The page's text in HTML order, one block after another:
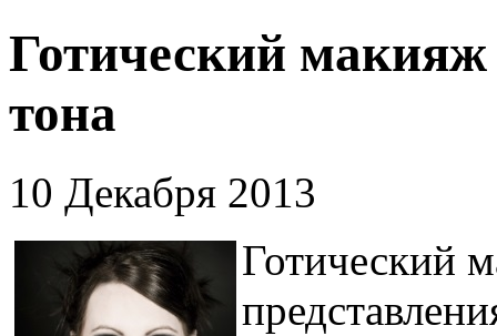
Готический
тона
10 Декабря 2013
Готический